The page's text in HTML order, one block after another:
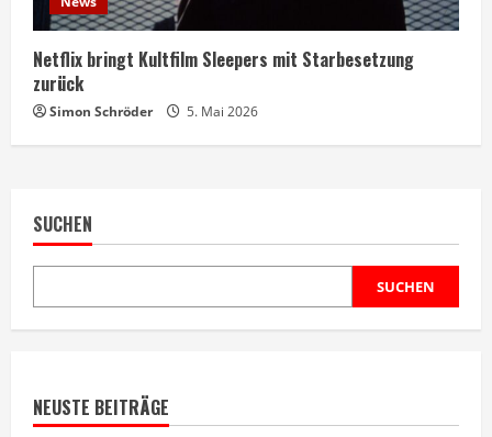
Netflix bringt Kultfilm Sleepers mit Starbesetzung
zurück
Simon Schröder 5. Mai 2026
SUCHEN
SUCHEN
NEUSTE BEITRÄGE